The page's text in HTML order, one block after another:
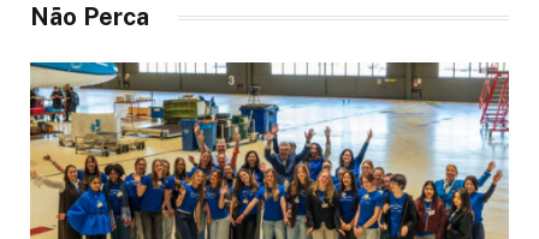
Não Perca